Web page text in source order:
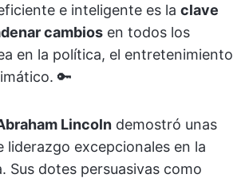
e inteligente es la clave
cambios en todos los
en la política, el entretenimiento
🔑
Lincoln demostró unas
liderazgo excepcionales en la
Sus dotes persuasivas como